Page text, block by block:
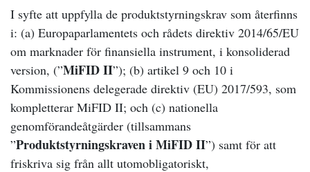
I syfte att uppfylla de produktstyrningskrav som återfinns
i: (a) Europaparlamentets och rådets direktiv 2014/65/EU
om marknader för finansiella instrument, i konsoliderad
version, (”MiFID II”); (b) artikel 9 och 10 i
Kommissionens delegerade direktiv (EU) 2017/593, som
kompletterar MiFID II; och (c) nationella
genomförandeåtgärder (tillsammans
”Produktstyrningskraven i MiFID II”) samt för att
friskriva sig från allt utomobligatoriskt,